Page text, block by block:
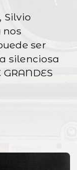
Silvio
nos
ser
silenciosa